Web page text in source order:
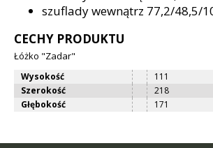
szuflady wewnątrz 77,2/48,5/
CECHY PRODUKTU
Łóżko "Zadar"
Wysokość
111
Szerokość
218
Głębokość
171